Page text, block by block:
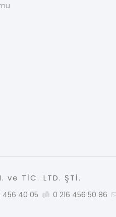
ve TİC. LTD. ŞTİ.
456 40 05 0 216 456 50 86